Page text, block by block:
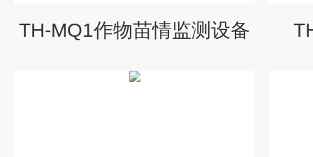
TH-MQ1作物苗情监测设备